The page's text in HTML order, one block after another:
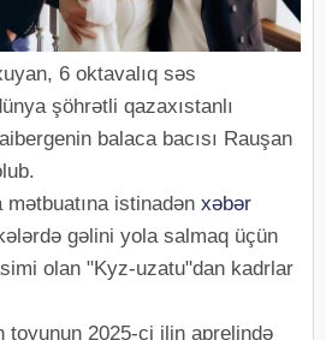
6 oktavalıq səs
şöhrətli qazaxıstanlı
balaca bacısı Rauşan
istinadən xəbər
gəlini yola salmaq üçün
olan "Kyz-uzatu"dan kadrlar
toyunun 2025-ci ilin aprelində